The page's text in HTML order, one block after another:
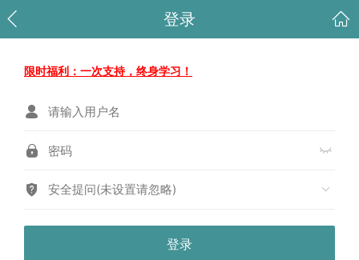
登录
限时福利：一次支持，终身学习！
安全提问(未设置请忽略)
登录